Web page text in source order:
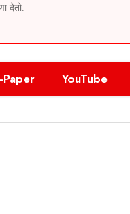
देतो.
Paper YouTube